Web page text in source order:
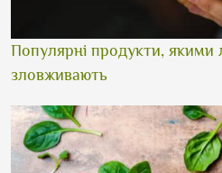
Популярні продукти, якими
зловживають